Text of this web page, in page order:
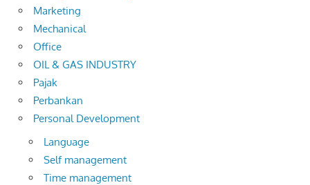
Marketing
Mechanical
Office
OIL & GAS INDUSTRY
Pajak
Perbankan
Personal Development
Language
Self management
Time management